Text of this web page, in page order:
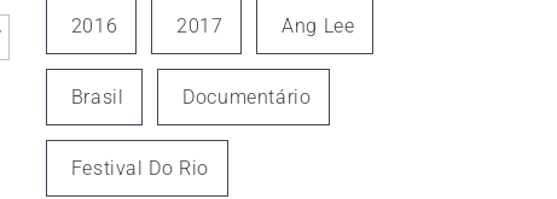
2016 2017 Ang Lee
Brasil Documentário
Festival Do Rio